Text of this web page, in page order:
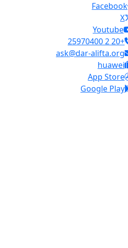
Facebook
X
Youtube
+20 2 25970400
ask@dar-alifta.org
huawei
App Store
Google Play